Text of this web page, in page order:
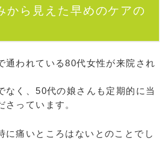
から見えた早めのケアの
通われている80代女性が来院され
なく、50代の娘さんも定期的に当
さっています。
に痛いところはないとのことでし